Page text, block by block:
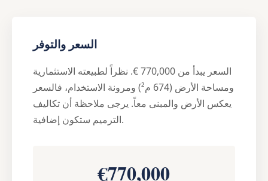
السعر والتوفر
السعر يبدأ من 770,000 €. نظراً لطبيعته الاستثمارية
ومساحة الأرض (674 م²) ومرونة الاستخدام، فالسعر
يعكس الأرض والمبنى معاً. يرجى ملاحظة أن تكاليف
الترميم ستكون إضافية.
€770,000